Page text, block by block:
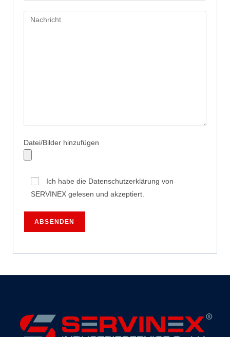
Datei/Bilder hinzufügen
Ich habe die Datenschutzerklärung von
SERVINEX gelesen und akzeptiert.